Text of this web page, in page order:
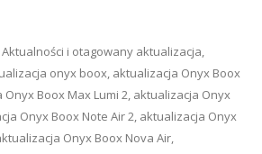
Aktualności i otagowany aktualizacja,
onyx boox, aktualizacja Onyx Boox
Boox Max Lumi 2, aktualizacja Onyx
Onyx Boox Note Air 2, aktualizacja Onyx
Onyx Boox Nova Air,